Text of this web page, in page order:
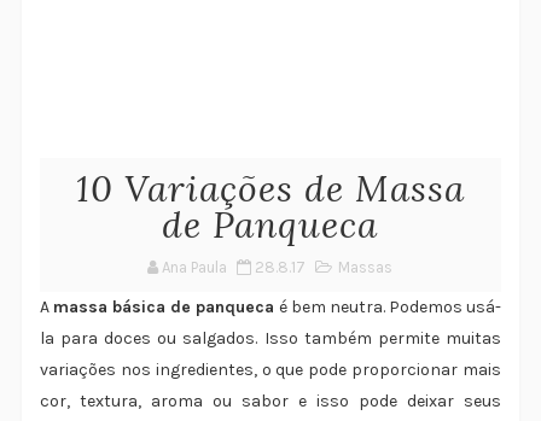
10 Variações de Massa
de Panqueca
Ana Paula 28.8.17 Massas
A massa básica de panquecaé bem neutra. Podemos usá-
la para doces ou salgados. Isso também permite muitas
variações nos ingredientes, o que pode proporcionar mais
cor, textura, aroma ou sabor e isso pode deixar seus